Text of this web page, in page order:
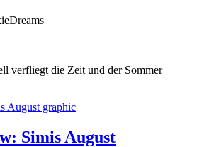
verfliegt die Zeit und der Sommer
Simis August